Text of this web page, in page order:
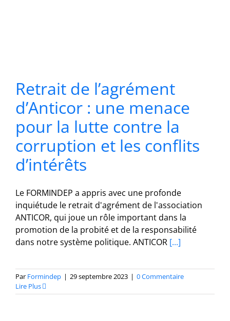
Retrait de l’agrément
d’Anticor : une menace
pour la lutte contre la
corruption et les conflits
d’intérêts
Le FORMINDEP a appris avec une profonde
inquiétude le retrait d'agrément de l'association
ANTICOR, qui joue un rôle important dans la
promotion de la probité et de la responsabilité
dans notre système politique. ANTICOR [...]
Par Formindep | 29 septembre 2023 | 0 Commentaire
Lire Plus